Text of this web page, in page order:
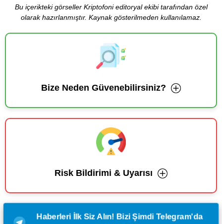
Bu içerikteki görseller Kriptofoni editoryal ekibi tarafından özel
olarak hazırlanmıştır. Kaynak gösterilmeden kullanılamaz.
Bize Neden Güvenebilirsiniz?
Risk Bildirimi & Uyarısı
Haberleri İlk Siz Alın! Bizi Şimdi Telegram'da